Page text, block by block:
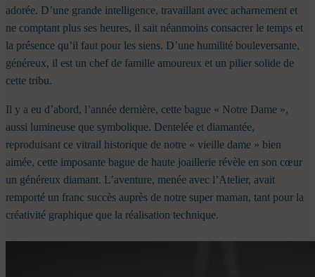
adorée. D’une grande intelligence, travaillant avec acharnement et
ne comptant plus ses heures, il sait néanmoins consacrer le temps et
la présence qu’il faut pour les siens. D’une humilité bouleversante,
généreux, il est un chef de famille amoureux et un pilier solide de
cette tribu.
Il y a eu d’abord, l’année dernière, cette bague « Notre Dame »,
aussi lumineuse que symbolique. Dentelée et diamantée,
reproduisant ce vitrail historique de notre « vieille dame » bien
aimée, cette imposante bague de haute joaillerie révèle en son cœur
un généreux diamant. L’aventure, menée avec l’Atelier, avait
remporté un franc succès auprès de notre super maman, tant pour la
créativité graphique que la réalisation technique.